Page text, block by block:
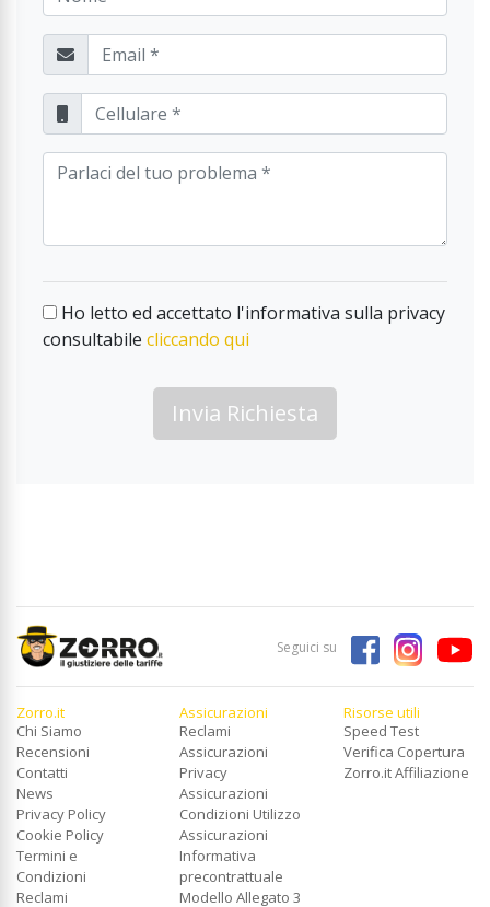
Ho letto ed accettato l'informativa sulla privacy
consultabile cliccando qui
Invia Richiesta
Seguici su
Zorro.it
Chi Siamo
Recensioni
Contatti
News
Privacy Policy
Cookie Policy
Termini e
Condizioni
Reclami
Assicurazioni
Reclami
Assicurazioni
Privacy
Assicurazioni
Condizioni Utilizzo
Assicurazioni
Informativa
precontrattuale
Modello Allegato 3
Risorse utili
Speed Test
Verifica Copertura
Zorro.it Affiliazione